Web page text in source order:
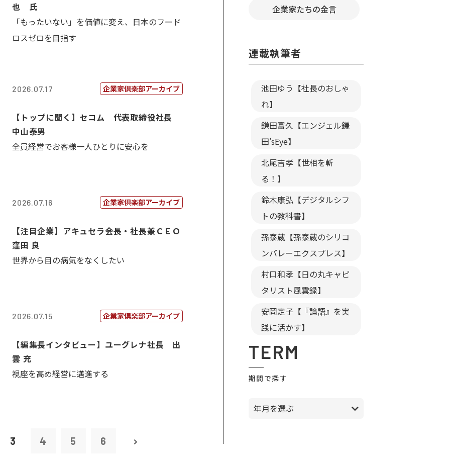
也 氏
「もったいない」を価値に変え、日本のフード
ロスゼロを目指す
2026.07.17 企業家倶楽部アーカイブ
【トップに聞く】セコム 代表取締役社長
中山泰男
全員経営でお客様一人ひとりに安心を
2026.07.16 企業家倶楽部アーカイブ
【注目企業】アキュセラ会長・社長兼ＣＥＯ
窪田 良
世界から目の病気をなくしたい
2026.07.15 企業家倶楽部アーカイブ
【編集長インタビュー】ユーグレナ社長 出
雲 充
視座を高め経営に邁進する
3 4 5 6
企業家たちの金言
連載執筆者
池田ゆう【社長のおしゃ
れ】
鎌田富久【エンジェル鎌
田’sEye】
北尾吉孝【世相を斬
る！】
鈴木康弘【デジタルシフ
トの教科書】
孫泰蔵【孫泰蔵のシリコ
ンバレーエクスプレス】
村口和孝【日の丸キャピ
タリスト風雲録】
安岡定子【『論語』を実
践に活かす】
TERM
期間で探す
年月を選ぶ